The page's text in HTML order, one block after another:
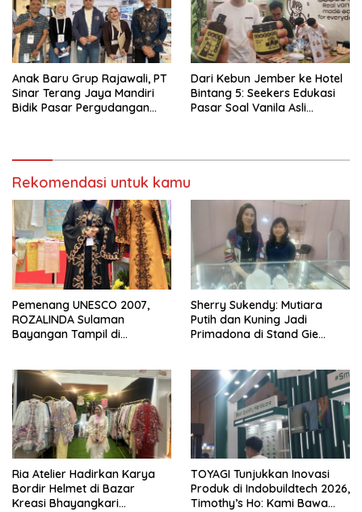
Anak Baru Grup Rajawali, PT
Sinar Terang Jaya Mandiri
Bidik Pasar Pergudangan
Dari Kebun Jember ke Hotel
Bintang 5: Seekers Edukasi
Pasar Soal Vanila Asli
Rekomendasi untuk kamu
Pemenang UNESCO 2007,
ROZALINDA Sulaman
Bayangan Tampil di
Sherry Sukendy: Mutiara
Putih dan Kuning Jadi
Primadona di Stand Gie
Ria Atelier Hadirkan Karya
Bordir Helmet di Bazar
Kreasi Bhayangkari
TOYAGI Tunjukkan Inovasi
Produk di Indobuildtech 2026,
Timothy’s Ho: Kami Bawa